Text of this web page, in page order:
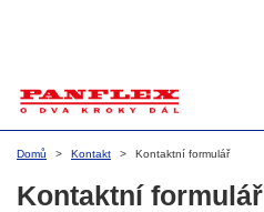
Domů Kontakt Kontaktní formulář
Kontaktní formulář